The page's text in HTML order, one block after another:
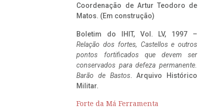
Coordenação de Artur Teodoro de
Matos. (Em construção)
Boletim do IHIT, Vol. LV, 1997 –
Relação dos fortes, Castellos e outros
pontos fortificados que devem ser
conservados para defeza permanente.
Barão de Bastos. Arquivo Histórico
Militar.
Forte da Má Ferramenta